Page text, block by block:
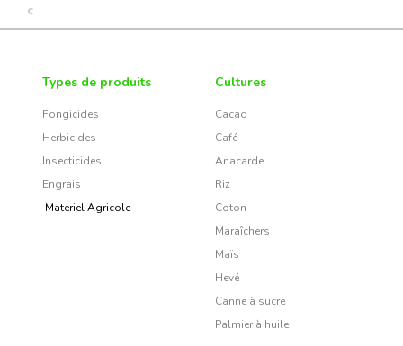
c
Types de produits
Fongicides
Herbicides
Insecticides
Engrais
Materiel Agricole
Cultures
Cacao
Café
Anacarde
Riz
Coton
Maraîchers
Maïs
Hevé
Canne à sucre
Palmier à huile